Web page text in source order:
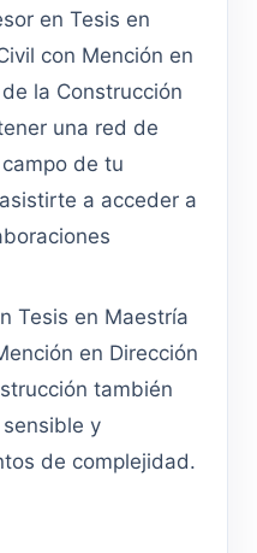
en Tesis en
con Mención en
la Construcción
una red de
de tu
a acceder a
Tesis en Maestría
en Dirección
también
y
de complejidad.